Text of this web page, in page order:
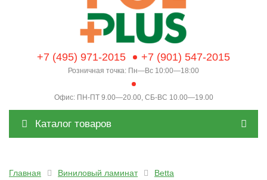
+7 (495) 971-2015 +7 (901) 547-2015
Розничная точка: Пн—Вс 10:00—18:00
Офис: ПН-ПТ 9.00—20.00, СБ-ВС 10.00—19.00
Каталог товаров
Главная Виниловый ламинат
Betta